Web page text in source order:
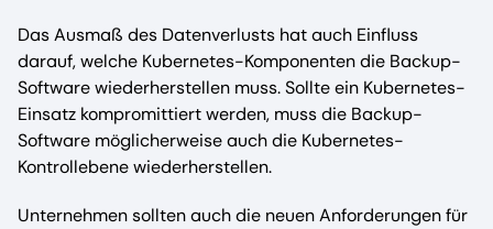
Das Ausmaß des Datenverlusts hat auch Einfluss
darauf, welche Kubernetes-Komponenten die Backup-
Software wiederherstellen muss. Sollte ein Kubernetes-
Einsatz kompromittiert werden, muss die Backup-
Software möglicherweise auch die Kubernetes-
Kontrollebene wiederherstellen.
Unternehmen sollten auch die neuen Anforderungen für